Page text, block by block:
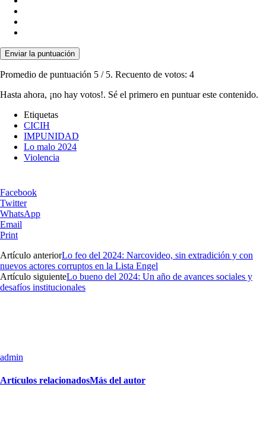
Enviar la puntuación
Promedio de puntuación 5 / 5. Recuento de votos: 4
Hasta ahora, ¡no hay votos!. Sé el primero en puntuar este contenido.
Etiquetas
CICIH
IMPUNIDAD
Lo malo 2024
Violencia
Facebook
Twitter
WhatsApp
Email
Print
Artículo anteriorLo feo del 2024: Narcovideo, sin extradición y con
nuevos actores corruptos en la Lista Engel
Artículo siguienteLo bueno del 2024: Un año de avances sociales y
desafíos institucionales
admin
Artículos relacionadosMás del autor